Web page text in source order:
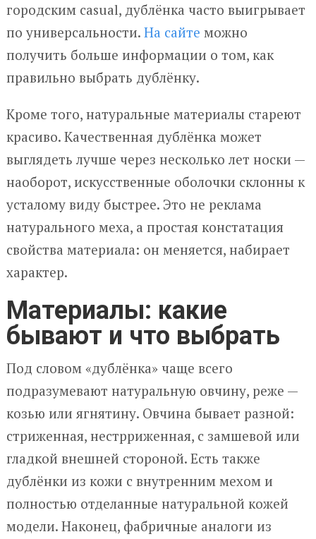
городским casual, дублёнка часто выигрывает
по универсальности. На сайте можно
получить больше информации о том, как
правильно выбрать дублёнку.
Кроме того, натуральные материалы стареют
красиво. Качественная дублёнка может
выглядеть лучше через несколько лет носки —
наоборот, искусственные оболочки склонны к
усталому виду быстрее. Это не реклама
натурального меха, а простая констатация
свойства материала: он меняется, набирает
характер.
Материалы: какие
бывают и что выбрать
Под словом «дублёнка» чаще всего
подразумевают натуральную овчину, реже —
козью или ягнятину. Овчина бывает разной:
стриженная, нестрриженная, с замшевой или
гладкой внешней стороной. Есть также
дублёнки из кожи с внутренним мехом и
полностью отделанные натуральной кожей
модели. Наконец, фабричные аналоги из